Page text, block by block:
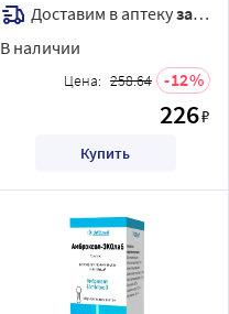
Доставим в аптекузавтра
В наличии
Цена: 258.64 12
226₽
Купить